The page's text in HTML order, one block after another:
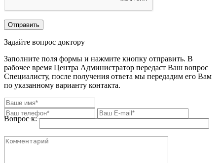
Задайте вопрос доктору
Заполните поля формы и нажмите кнопку отправить. В
рабочее время Центра Администратор передаст Ваш вопрос
Специалисту, после получения ответа мы передадим его Вам
по указанному варианту контакта.
Вопрос к: